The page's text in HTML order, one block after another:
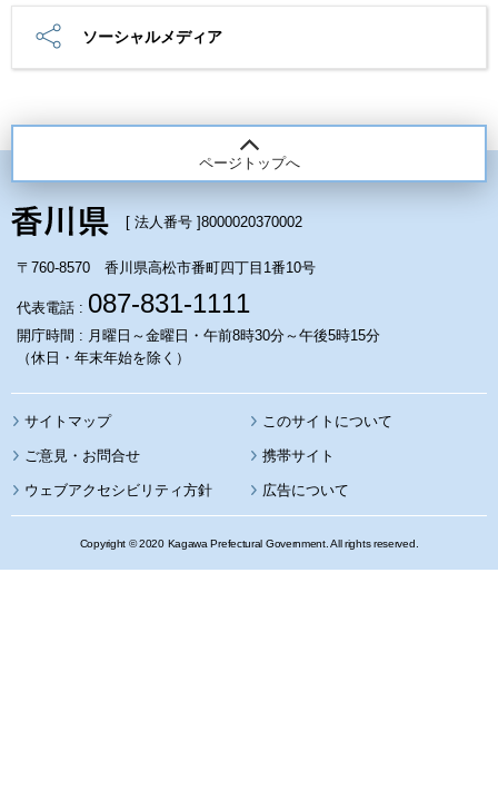
ソーシャルメディア
ページトップへ
[ 法人番号 ]8000020370002
〒760-8570 香川県高松市番町四丁目1番10号
代表電話 : 087-831-1111
開庁時間 : 月曜日～金曜日・午前8時30分～午後5時15分
（休日・年末年始を除く）
サイトマップ このサイトについて
携帯サイト
ウェブアクセシビリティ方針 広告について
Copyright © 2020 Kagawa Prefectural Government. All rights reserved.